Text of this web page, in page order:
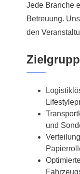
Jede Branche
Betreuung.
den
und